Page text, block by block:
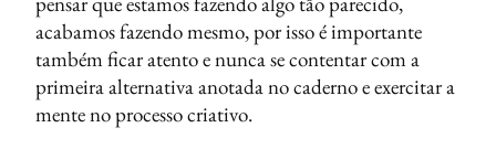
acabamos fazendo mesmo, por isso é importante
também ficar atento e nunca se contentar com a
primeira alternativa anotada no caderno e exercitar a
mente no processo criativo.